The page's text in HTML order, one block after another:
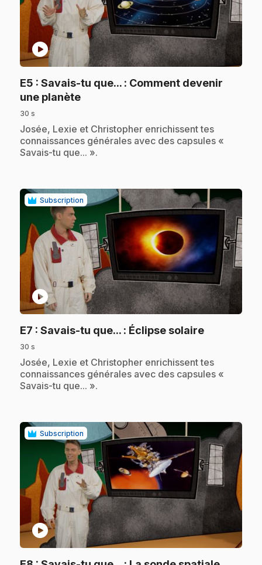
play_circle
E5 : Savais-tu que... : Comment devenir
une planète.
30 s
.Josée, Lexie et Christopher enrichissent tes
connaissances générales avec des capsules «
Savais-tu que... ».
Subscription
play_circle
E7 : Savais-tu que... : Éclipse solaire.
30 s
.Josée, Lexie et Christopher enrichissent tes
connaissances générales avec des capsules «
Savais-tu que... ».
Subscription
play_circle